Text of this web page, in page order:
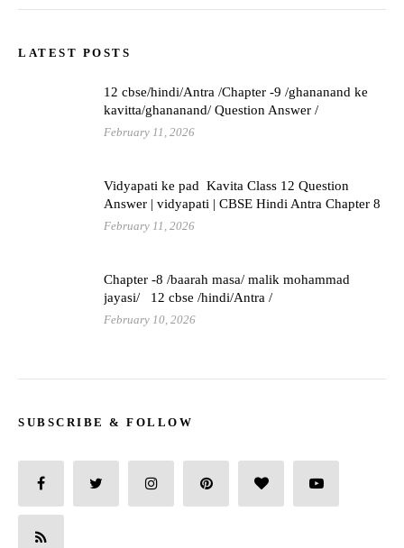
LATEST POSTS
12 cbse/hindi/Antra /Chapter -9 /ghananand ke
kavitta/ghananand/ Question Answer /
February 11, 2026
Vidyapati ke pad Kavita Class 12 Question
Answer | vidyapati | CBSE Hindi Antra Chapter 8
February 11, 2026
Chapter -8 /baarah masa/ malik mohammad
jayasi/ 12 cbse /hindi/Antra /
February 10, 2026
SUBSCRIBE & FOLLOW